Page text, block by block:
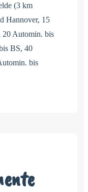
(3 km
Hannover, 15
20 Automin. bis
BS, 40
bis